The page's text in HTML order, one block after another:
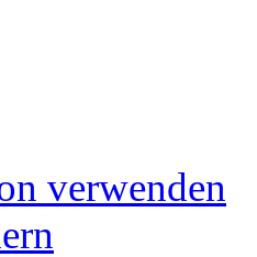
verwenden